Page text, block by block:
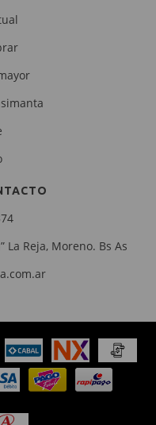
La Reja, Moreno. Bs As